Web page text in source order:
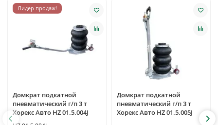
Лидер продаж!
Домкрат подкатной
пневматический г/п 3 т
Хорекс Авто HZ 01.5.004J
Домкрат подкатной
пневматический г/п 3 т
Хорекс Авто HZ 01.5.005J